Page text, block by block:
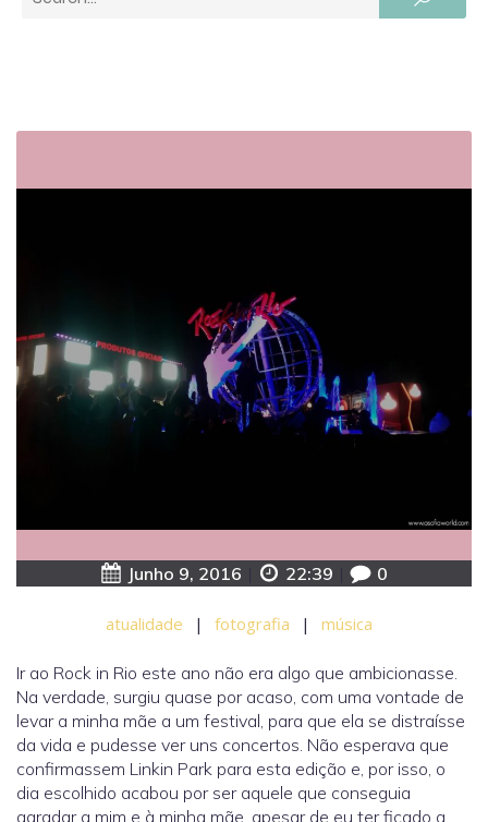
Junho 9, 2016 22:39 0
atualidade | fotografia | música
Ir ao Rock in Rio este ano não era algo que ambicionasse.
Na verdade, surgiu quase por acaso, com uma vontade de
levar a minha mãe a um festival, para que ela se distraísse
da vida e pudesse ver uns concertos. Não esperava que
confirmassem Linkin Park para esta edição e, por isso, o
dia escolhido acabou por ser aquele que conseguia
agradar a mim e à minha mãe, apesar de eu ter ficado a